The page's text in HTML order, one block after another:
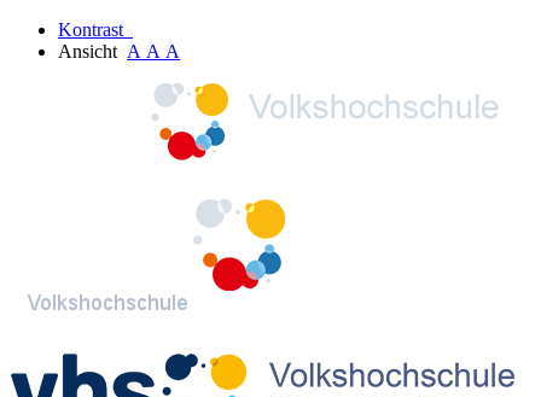
Kontrast
Ansicht A A A